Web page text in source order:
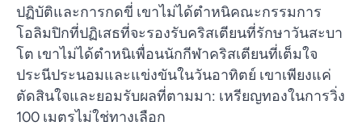
ปฏิบัติและการกดขี่ เขาไม่ได้ตำหนิคณะกรรมการ
โอลิมปิกที่ปฏิเสธที่จะรองรับคริสเตียนที่รักษาวันสะบา
โต เขาไม่ได้ตำหนิเพื่อนนักกีฬาคริสเตียนที่เต็มใจ
ประนีประนอมและแข่งขันในวันอาทิตย์ เขาเพียงแค่
ตัดสินใจและยอมรับผลที่ตามมา: เหรียญทองในการวิ่ง
100 เมตรไม่ใช่ทางเลือก